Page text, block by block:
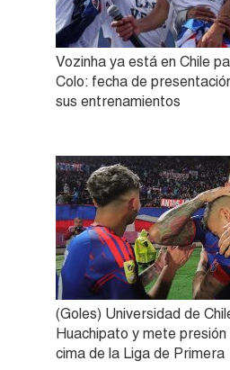
Vozinha ya está en Chile
Colo: fecha de
sus entrenamientos
(Goles) Universidad de
Huachipato y mete presión
cima de la Liga de Primera